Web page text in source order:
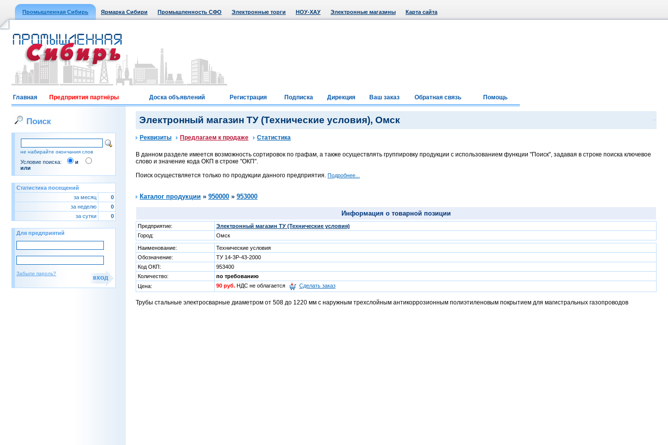
Промышленная Сибирь Ярмарка Сибири Промышленность СФО Электронные торги НОУ-ХАУ Электронные магазины Карта сайта
Главная Предприятия партнёры Доска объявлений Регистрация Подписка Дирекция Ваш заказ Обратная связь Помощь
Поиск
не набирайте окончания слов
Условие поиска:
и
или
Статистика посещений
за месяц
0
за неделю
0
за сутки
0
Для предприятий
Забыли пароль?
Электронный магазин ТУ (Технические условия), Омск
Реквизиты Предлагаем к продаже Статистика
В данном разделе имеется возможность сортировок по графам, а также осуществлять группировку продукции с использованием функции "Поиск", задавая в строке поиска ключевое
слово и значение кода ОКП в строке "ОКП".
Поиск осуществляется только по продукции данного предприятия. Подробнее...
Каталог продукции » 950000 » 953000
Информация о товарной позиции
Предприятие:
Электронный магазин ТУ (Технические условия)
Город:
Омск
Наименование:
Технические условия
Обозначение:
ТУ 14-3Р-43-2000
Код ОКП:
953400
Количество:
по требованию
Цена:
90 руб. НДС не облагается Сделать заказ
Трубы стальные электросварные диаметром от 508 до 1220 мм с наружным трехслойным антикоррозионным полиэтиленовым покрытием для магистральных газопроводов